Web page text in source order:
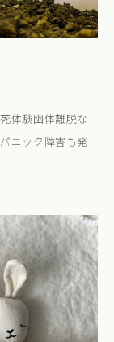
体験幽体離脱な
ニック障害も発